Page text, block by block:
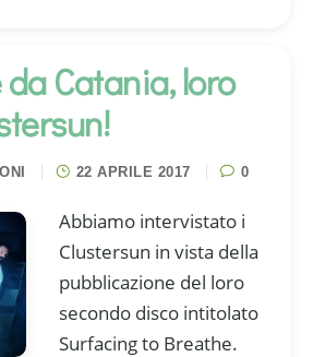
Catania, loro
22 APRILE 2017
0
Abbiamo intervistato i
Clustersun in vista della
pubblicazione del loro
secondo disco intitolato
Surfacing to Breathe.